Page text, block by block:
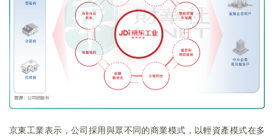
京東工業表示，公司採用與眾不同的商業模式，以輕資產模式在多